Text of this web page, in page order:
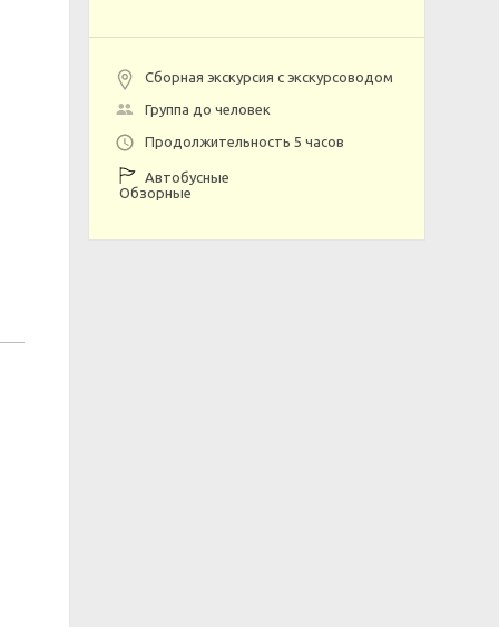
Сборная экскурсия с экскурсоводом
Группа до человек
Продолжительность 5 часов
Автобусные
Обзорные